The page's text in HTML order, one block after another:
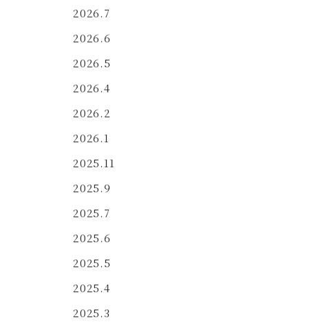
2026.7
2026.6
2026.5
2026.4
2026.2
2026.1
2025.11
2025.9
2025.7
2025.6
2025.5
2025.4
2025.3